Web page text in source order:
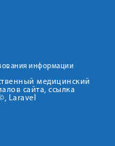
информации
медицинский
сайта, ссылка
Laravel